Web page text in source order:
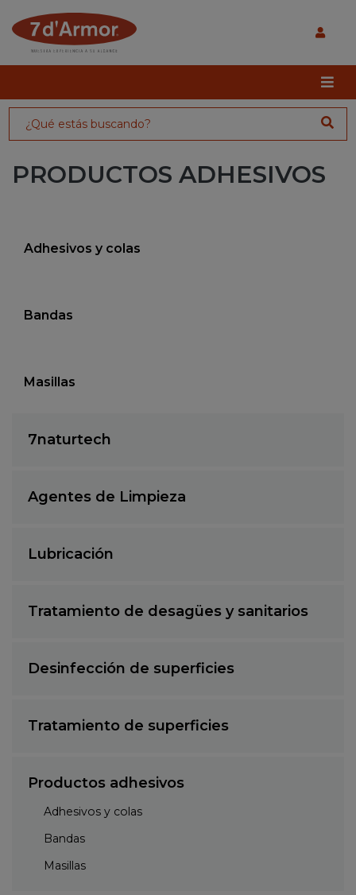
PRODUCTOS ADHESIVOS
Adhesivos y colas
Bandas
Masillas
7naturtech
Agentes de Limpieza
Lubricación
Tratamiento de desagües y sanitarios
Desinfección de superficies
Tratamiento de superficies
Productos adhesivos
Adhesivos y colas
Bandas
Masillas